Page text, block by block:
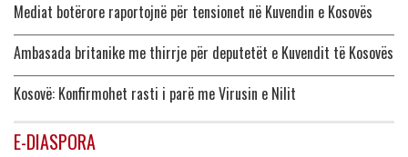
Mediat botërore raportojnë për tensionet në Kuvendin e Kosovës
Ambasada britanike me thirrje për deputetët e Kuvendit të Kosovës
Kosovë: Konfirmohet rasti i parë me Virusin e Nilit
E-DIASPORA